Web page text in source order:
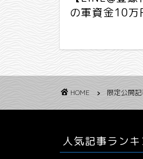
の軍資金10万
HOME 限定公開
人気記事ラン